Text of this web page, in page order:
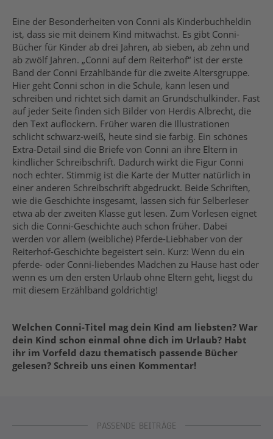
Eine der Besonderheiten von Conni als Kinderbuchheldin
ist, dass sie mit deinem Kind mitwächst. Es gibt Conni-
Bücher für Kinder ab drei Jahren, ab sieben, ab zehn und
ab zwölf Jahren. „Conni auf dem Reiterhof“ ist der erste
Band der Conni Erzählbände für die zweite Altersgruppe.
Hier geht Conni schon in die Schule, kann lesen und
schreiben und richtet sich damit an Grundschulkinder. Fast
auf jeder Seite finden sich Bilder von Herdis Albrecht, die
den Text auflockern. Früher waren die Illustrationen
schlicht schwarz-weiß, heute sind sie farbig. Ein schönes
Extra-Detail sind die Briefe von Conni an ihre Eltern in
kindlicher Schreibschrift. Dadurch wirkt die Figur Conni
noch echter. Stimmig ist die Karte der Mutter natürlich in
einer anderen Schreibschrift abgedruckt. Beide Schriften,
wie die Geschichte insgesamt, lassen sich für Selberleser
etwa ab der zweiten Klasse gut lesen. Zum Vorlesen eignet
sich die Conni-Geschichte auch schon früher. Dabei
werden vor allem (weibliche) Pferde-Liebhaber von der
Reiterhof-Geschichte begeistert sein. Kurz: Wenn du ein
pferde- oder Conni-liebendes Mädchen zu Hause hast oder
wenn es um den ersten Urlaub ohne Eltern geht, liegst du
mit diesem Erzählband goldrichtig!
Welchen Conni-Titel mag dein Kind am liebsten? War
dein Kind schon einmal ohne dich im Urlaub? Habt
ihr im Vorfeld dazu thematisch passende Bücher
gelesen? Schreib uns einen Kommentar!
PASSENDE BEITRÄGE